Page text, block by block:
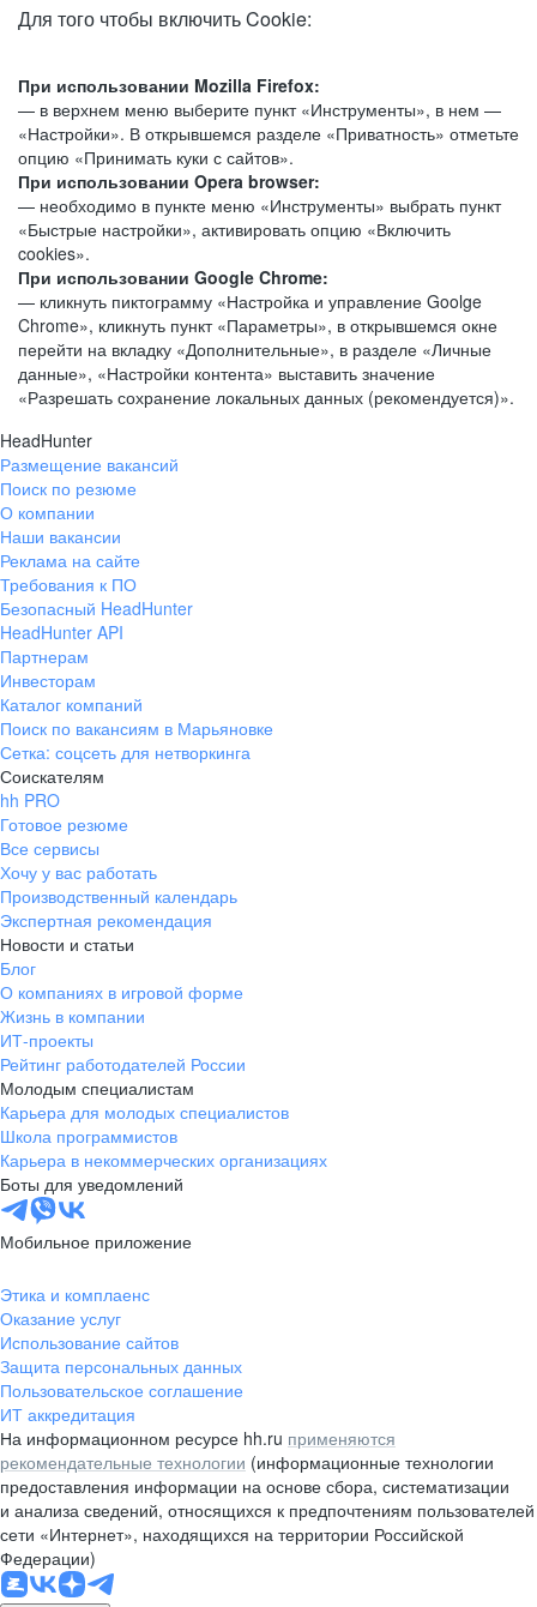
Для того чтобы включить Cookie:
При использовании Mozilla Firefox:
— в верхнем меню выберите пункт «Инструменты», в нем —
«Настройки». В открывшемся разделе «Приватность» отметьте
опцию «Принимать куки с сайтов».
При использовании Opera browser:
— необходимо в пункте меню «Инструменты» выбрать пункт
«Быстрые настройки», активировать опцию «Включить
cookies».
При использовании Google Chrome:
— кликнуть пиктограмму «Настройка и управление Goolge
Chrome», кликнуть пункт «Параметры», в открывшемся окне
перейти на вкладку «Дополнительные», в разделе «Личные
данные», «Настройки контента» выставить значение
«Разрешать сохранение локальных данных (рекомендуется)».
HeadHunter
Размещение вакансий
Поиск по резюме
О компании
Наши вакансии
Реклама на сайте
Требования к ПО
Безопасный HeadHunter
HeadHunter API
Партнерам
Инвесторам
Каталог компаний
Поиск по вакансиям в Марьяновке
Сетка: соцсеть для нетворкинга
Соискателям
hh PRO
Готовое резюме
Все сервисы
Хочу у вас работать
Производственный календарь
Экспертная рекомендация
Новости и статьи
Блог
О компаниях в игровой форме
Жизнь в компании
ИТ-проекты
Рейтинг работодателей России
Молодым специалистам
Карьера для молодых специалистов
Школа программистов
Карьера в некоммерческих организациях
Боты для уведомлений
Мобильное приложение
Этика и комплаенс
Оказание услуг
Использование сайтов
Защита персональных данных
Пользовательское соглашение
ИТ аккредитация
На информационном ресурсе hh.ru применяются
рекомендательные технологии (информационные технологии
предоставления информации на основе сбора, систематизации
и анализа сведений, относящихся к предпочтениям пользователей
сети «Интернет», находящихся на территории Российской
Федерации)